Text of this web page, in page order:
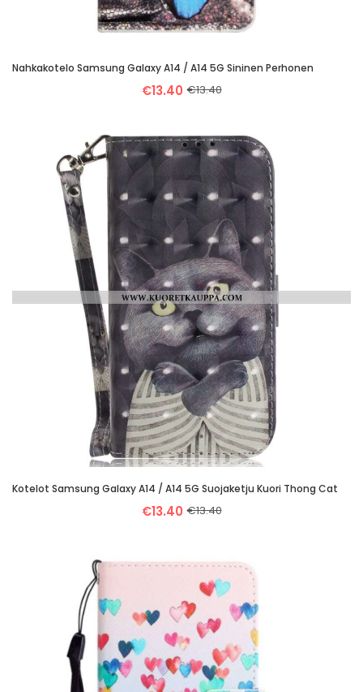
Nahkakotelo Samsung Galaxy A14 / A14 5G Sininen Perhonen
€13.40 €13.40
Kotelot Samsung Galaxy A14 / A14 5G Suojaketju Kuori Thong Cat
€13.40 €13.40